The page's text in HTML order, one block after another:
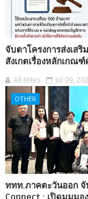
จับตาโครงการส่งเสริ
สังเกตเรื่องหลักเกณ
All Miles Jul 09,
OTHER
ททท.ภาคตะวันออก จั